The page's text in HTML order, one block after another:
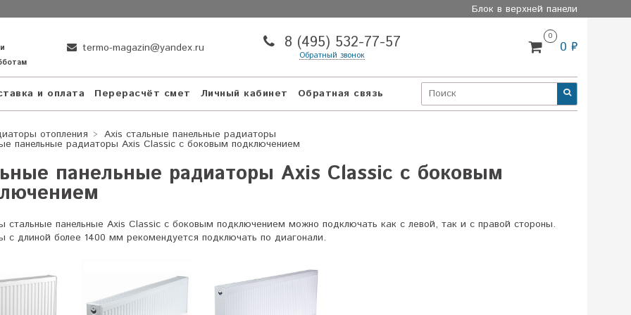
Блок в верхней панели
termo-magazin@yandex.ru 8 (495) 532-77-57
Обратный звонок
0
0 ₽
и оплата Перерасчёт смет Личный кабинет Обратная связь
отопления Axis стальные панельные радиаторы
панельные радиаторы Axis Classic с боковым подключением
панельные радиаторы Axis Classic с боковым
стальные панельные Axis Classic с боковым подключением можно подключать как с левой, так и с правой стороны.
с длиной более 1400 мм рекомендуется подключать по диагонали.